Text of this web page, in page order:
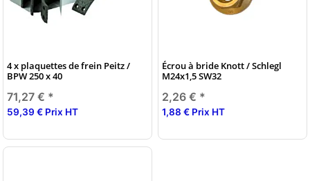
4 x plaquettes de frein Peitz /
BPW 250 x 40
71,27 € *
59,39 € Prix HT
Écrou à bride Knott / Schlegl
M24x1,5 SW32
2,26 € *
1,88 € Prix HT